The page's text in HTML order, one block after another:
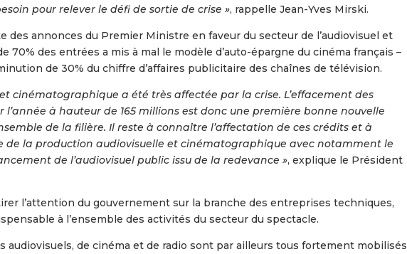
pour relever le défi de sortie de crise », rappelle Jean-Yves Mirski.
des annonces du Premier Ministre en faveur du secteur de l’audiovisuel et
70% des entrées a mis à mal le modèle d’auto-épargne du cinéma français –
de 30% du chiffre d’affaires publicitaire des chaînes de télévision.
cinématographique a été très affectée par la crise. L’effacement des
l’année à hauteur de 165 millions est donc une première bonne nouvelle
de la filière. Il reste à connaître l’affectation de ces crédits et à
de la production audiovisuelle et cinématographique avec notamment le
de l’audiovisuel public issu de la redevance », explique le Président
l’attention du gouvernement sur la branche des entreprises techniques,
à l’ensemble des activités du secteur du spectacle.
audiovisuels, de cinéma et de radio sont par ailleurs tous fortement mobilisés